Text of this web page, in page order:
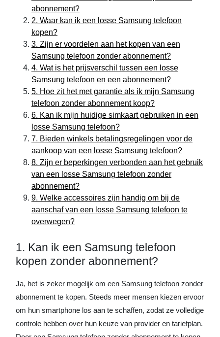
abonnement?
2. Waar kan ik een losse Samsung telefoon
kopen?
3. Zijn er voordelen aan het kopen van een
Samsung telefoon zonder abonnement?
4. Wat is het prijsverschil tussen een losse
Samsung telefoon en een abonnement?
5. Hoe zit het met garantie als ik mijn Samsung
telefoon zonder abonnement koop?
6. Kan ik mijn huidige simkaart gebruiken in een
losse Samsung telefoon?
7. Bieden winkels betalingsregelingen voor de
aankoop van een losse Samsung telefoon?
8. Zijn er beperkingen verbonden aan het gebruik
van een losse Samsung telefoon zonder
abonnement?
9. Welke accessoires zijn handig om bij de
aanschaf van een losse Samsung telefoon te
overwegen?
1. Kan ik een Samsung telefoon
kopen zonder abonnement?
Ja, het is zeker mogelijk om een Samsung telefoon zonder
abonnement te kopen. Steeds meer mensen kiezen ervoor
om hun smartphone los aan te schaffen, zodat ze volledige
controle hebben over hun keuze van provider en tariefplan.